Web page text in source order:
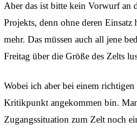
Aber das ist bitte kein Vorwurf an
Projekts, denn ohne deren Einsatz
mehr. Das müssen auch all jene
Freitag über die Größe des Zelts
Wobei ich aber bei einem
Kritikpunkt angekommen bin.
Zugangssituation zum Zelt noch